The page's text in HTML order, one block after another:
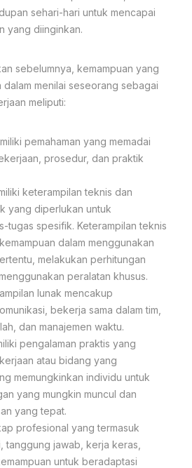
sehari-hari untuk mencapai
yang diinginkan.
sebelumnya, kemampuan yang
menilai seseorang sebagai
meliputi:
pemahaman yang memadai
prosedur, dan praktik
keterampilan teknis dan
yang diperlukan untuk
tugas spesifik. Keterampilan teknis
dalam menggunakan
melakukan perhitungan
peralatan khusus.
lunak mencakup
bekerja sama dalam tim,
dan manajemen waktu.
pengalaman praktis yang
atau bidang yang
memungkinkan individu untuk
yang mungkin muncul dan
yang tepat.
profesional yang termasuk
tanggung jawab, kerja keras,
untuk beradaptasi